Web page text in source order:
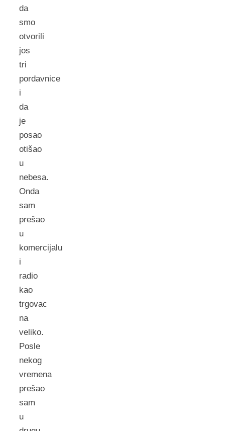
da
smo
otvorili
jos
tri
pordavnice
i
da
je
posao
otišao
u
nebesa.
Onda
sam
prešao
u
komercijalu
i
radio
kao
trgovac
na
veliko.
Posle
nekog
vremena
prešao
sam
u